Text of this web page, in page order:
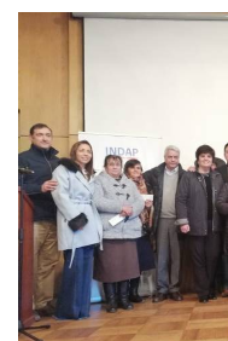
Policial
Deporte
Política
Espectáculos